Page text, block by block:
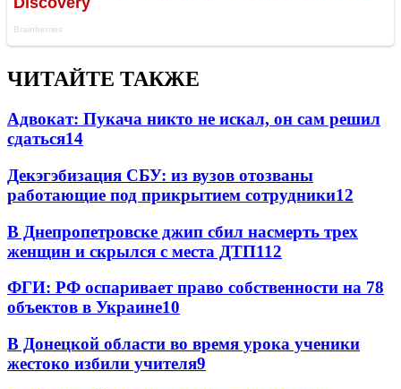
ЧИТАЙТЕ ТАКЖЕ
Адвокат: Пукача никто не искал, он сам решил
сдаться14
Декэгэбизация СБУ: из вузов отозваны
работающие под прикрытием сотрудники12
В Днепропетровске джип сбил насмерть трех
женщин и скрылся с места ДТП112
ФГИ: РФ оспаривает право собственности на 78
объектов в Украине10
В Донецкой области во время урока ученики
жестоко избили учителя9